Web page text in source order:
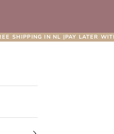
SHIPPING IN NL |PAY LATER